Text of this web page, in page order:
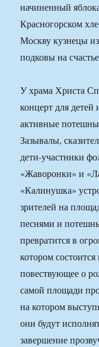
начиненный
Красногорском
Москву кузнецы
подковы на
У храма Христа
концерт для
активные
Зазывалы,
дети-участники
«Жаворонки» и
«Калинушка»
зрителей на
песнями и
превратится в
котором
повествующее о
самой площади
на котором
они будут
завершение